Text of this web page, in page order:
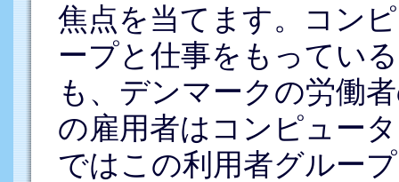
焦点を当てます。コン
ープと仕事をもってい
も、デンマークの労働
の雇用者はコンピュー
ではこの利用者グルー